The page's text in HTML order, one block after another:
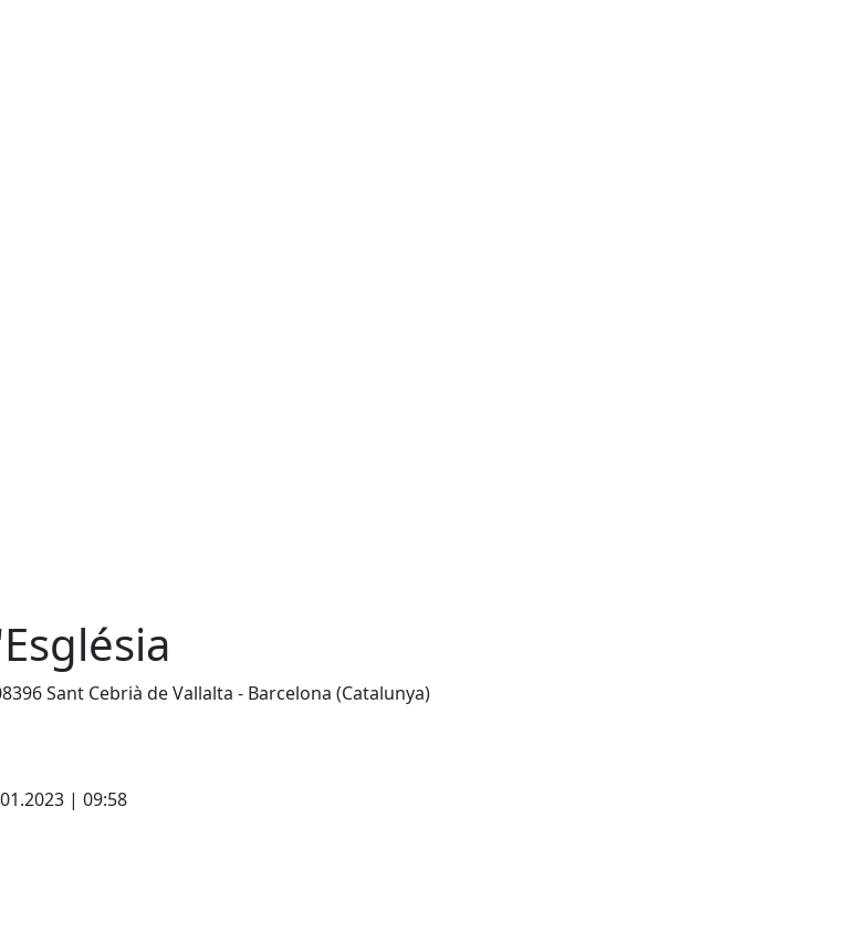
Sant Cebrià de Vallalta - Barcelona (Catalunya)
| 09:58